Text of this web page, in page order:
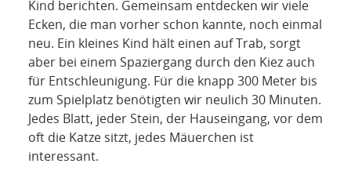
KONTAKT
Kind berichten. Gemeinsam entdecken wir viele
Ecken, die man vorher schon kannte, noch einmal
neu. Ein kleines Kind hält einen auf Trab, sorgt
aber bei einem Spaziergang durch den Kiez auch
für Entschleunigung. Für die knapp 300 Meter bis
zum Spielplatz benötigten wir neulich 30 Minuten.
Jedes Blatt, jeder Stein, der Hauseingang, vor dem
oft die Katze sitzt, jedes Mäuerchen ist
interessant.